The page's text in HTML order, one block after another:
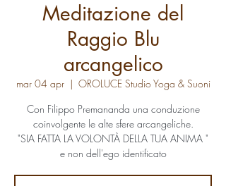
Meditazione del
Raggio Blu
arcangelico
mar 04 apr
  |
OROLUCE Studio Yoga & Suoni
Con Filippo Premananda una conduzione
coinvolgente le alte sfere arcangeliche.
"SIA FATTA LA VOLONTÀ DELLA TUA ANIMA "
e non dell'ego identificato